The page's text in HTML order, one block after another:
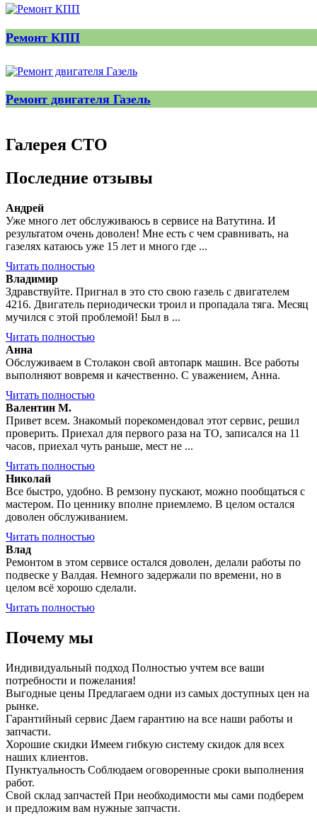
Ремонт КПП
Ремонт двигателя Газель
Галерея СТО
Последние отзывы
Андрей
Уже много лет обслуживаюсь в сервисе на Ватутина. И
результатом очень доволен! Мне есть с чем сравнивать, на
газелях катаюсь уже 15 лет и много где ...
Читать полностью
Владимир
Здравствуйте. Пригнал в это сто свою газель с двигателем
4216. Двигатель периодически троил и пропадала тяга. Месяц
мучился с этой проблемой! Был в ...
Читать полностью
Анна
Обслуживаем в Столакон свой автопарк машин. Все работы
выполняют вовремя и качественно. С уважением, Анна.
Читать полностью
Валентин М.
Привет всем. Знакомый порекомендовал этот сервис, решил
проверить. Приехал для первого раза на ТО, записался на 11
часов, приехал чуть раньше, мест не ...
Читать полностью
Николай
Все быстро, удобно. В ремзону пускают, можно пообщаться с
мастером. По ценнику вполне приемлемо. В целом остался
доволен обслуживанием.
Читать полностью
Влад
Ремонтом в этом сервисе остался доволен, делали работы по
подвеске у Валдая. Немного задержали по времени, но в
целом всё хорошо сделали.
Читать полностью
Почему мы
Индивидуальный подход Полностью учтем все ваши
потребности и пожелания!
Выгодные цены Предлагаем одни из самых доступных цен на
рынке.
Гарантийный сервис Даем гарантию на все наши работы и
запчасти.
Хорошие скидки Имеем гибкую систему скидок для всех
наших клиентов.
Пунктуальность Соблюдаем оговоренные сроки выполнения
работ.
Свой склад запчастей При необходимости мы сами подберем
и предложим вам нужные запчасти.